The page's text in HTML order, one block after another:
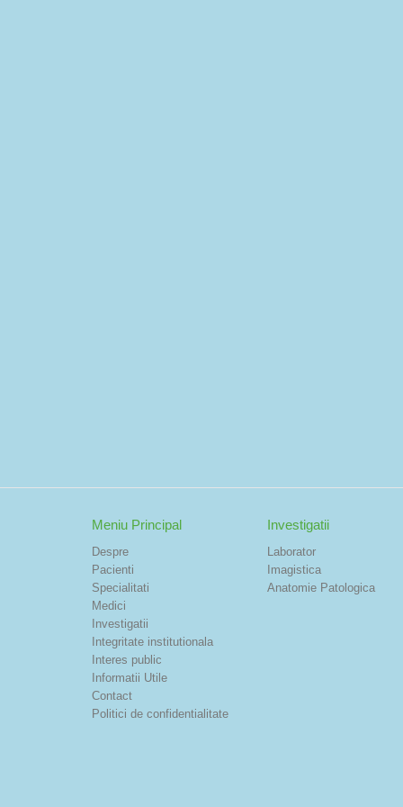
Meniu Principal
Despre
Pacienti
Specialitati
Medici
Investigatii
Integritate institutionala
Interes public
Informatii Utile
Contact
Politici de confidentialitate
Investigatii
Laborator
Imagistica
Anatomie Patologica